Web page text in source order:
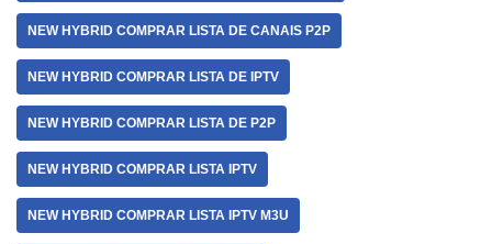
NEW HYBRID COMPRAR LISTA DE CANAIS P2P
NEW HYBRID COMPRAR LISTA DE IPTV
NEW HYBRID COMPRAR LISTA DE P2P
NEW HYBRID COMPRAR LISTA IPTV
NEW HYBRID COMPRAR LISTA IPTV M3U